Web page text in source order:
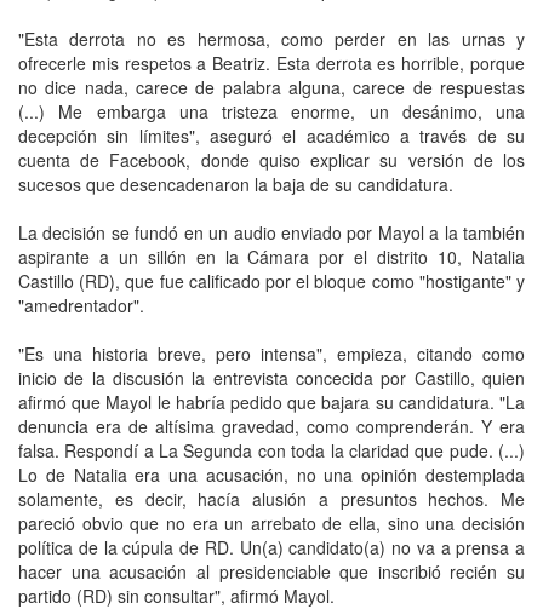
"Esta derrota no es hermosa, como perder en las urnas y
ofrecerle mis respetos a Beatriz. Esta derrota es horrible, porque
no dice nada, carece de palabra alguna, carece de respuestas
(...) Me embarga una tristeza enorme, un desánimo, una
decepción sin límites", aseguró el académico a través de su
cuenta de Facebook, donde quiso explicar su versión de los
sucesos que desencadenaron la baja de su candidatura.
La decisión se fundó en un audio enviado por Mayol a la también
aspirante a un sillón en la Cámara por el distrito 10, Natalia
Castillo (RD), que fue calificado por el bloque como "hostigante" y
"amedrentador".
"Es una historia breve, pero intensa", empieza, citando como
inicio de la discusión la entrevista concecida por Castillo, quien
afirmó que Mayol le habría pedido que bajara su candidatura. "La
denuncia era de altísima gravedad, como comprenderán. Y era
falsa. Respondí a La Segunda con toda la claridad que pude. (...)
Lo de Natalia era una acusación, no una opinión destemplada
solamente, es decir, hacía alusión a presuntos hechos. Me
pareció obvio que no era un arrebato de ella, sino una decisión
política de la cúpula de RD. Un(a) candidato(a) no va a prensa a
hacer una acusación al presidenciable que inscribió recién su
partido (RD) sin consultar", afirmó Mayol.